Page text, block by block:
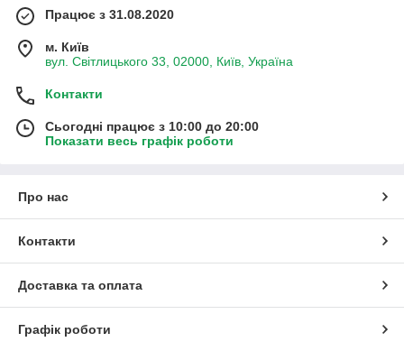
Трекінг активності: кроки, дистанція, калорії, види
Сповіщення без телефону
: дзвінки, SMS,
месенджери, календар
GPS та навігація
Водостійкість : можливість використовувати під час
інтерфейси, кольорові циферблати
Автономність: кілька днів роботи без підзарядки
Працює з 31.08.2020
м. Київ
вул. Світлицького 33, 02000, Київ, Україна
Контакти
Сьогодні працює з 10:00 до 20:00
Показати весь графік роботи
Про нас
Контакти
Доставка та оплата
Графік роботи